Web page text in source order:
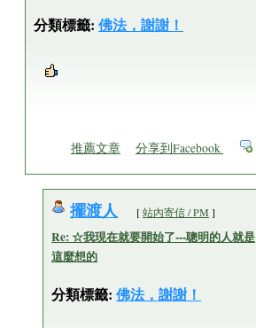
分類標籤: 佛法，謝謝！
推薦文章 分享到Facebook
擺渡人 [站內寄信 / PM ]
Re: ☆我現在就要開始了---聰明的人就是
這麼想的
分類標籤: 佛法，謝謝！